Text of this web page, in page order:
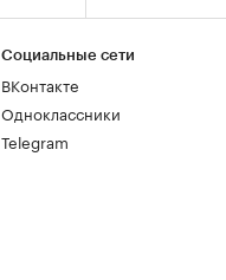
Социальные сети
ВКонтакте
Одноклассники
Telegram